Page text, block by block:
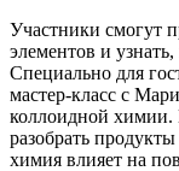
Участники смогут
элементов и
Специально для
мастер-класс с
коллоидной химии.
разобрать
химия влияет на